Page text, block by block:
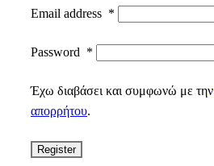
Email address *
Password *
Έχω διαβάσει και συμφωνώ με την
απορρήτου.
Register